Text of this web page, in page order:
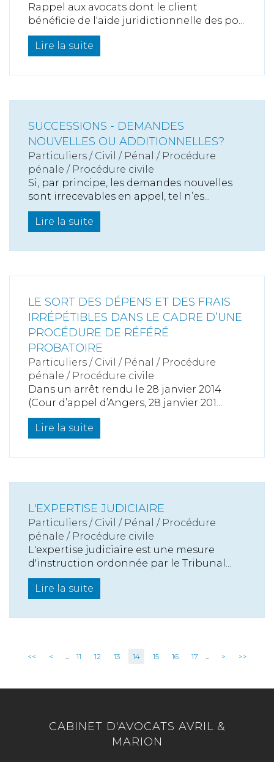
Rappel aux avocats dont le client
bénéficie de l'aide juridictionnelle des po...
Lire la suite
SUCCESSIONS - DEMANDES
NOUVELLES OU ADDITIONNELLES?
Particuliers / Civil / Pénal / Procédure
pénale / Procédure civile
Si, par principe, les demandes nouvelles
sont irrecevables en appel, tel n’es...
Lire la suite
LE SORT DES DÉPENS ET DES FRAIS
IRRÉPÉTIBLES DANS LE CADRE D’UNE
PROCÉDURE DE RÉFÉRÉ
PROBATOIRE
Particuliers / Civil / Pénal / Procédure
pénale / Procédure civile
Dans un arrêt rendu le 28 janvier 2014
(Cour d’appel d’Angers, 28 janvier 201...
Lire la suite
L'EXPERTISE JUDICIAIRE
Particuliers / Civil / Pénal / Procédure
pénale / Procédure civile
L'expertise judiciaire est une mesure
d'instruction ordonnée par le Tribunal...
Lire la suite
<< < 11 12 13 14 15 16 17 > >>
CABINET D'AVOCATS AVRIL &
MARION